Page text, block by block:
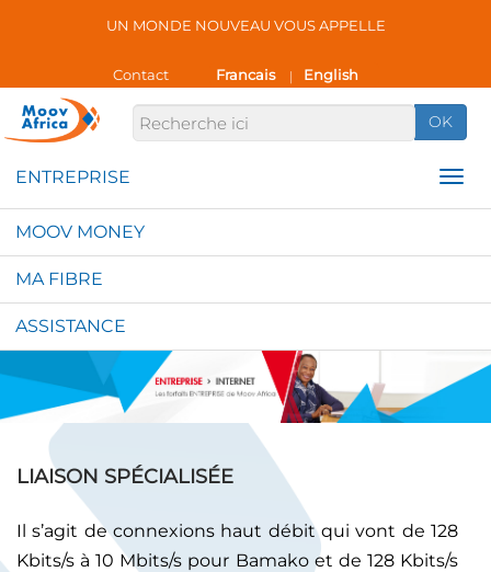
UN MONDE NOUVEAU VOUS APPELLE
Contact Francais | English
OK
MOOV MONEY
MA FIBRE
ASSISTANCE
LIAISON SPÉCIALISÉE
Il s’agit de connexions haut débit qui vont de 128
Kbits/s à 10 Mbits/s pour Bamako et de 128 Kbits/s